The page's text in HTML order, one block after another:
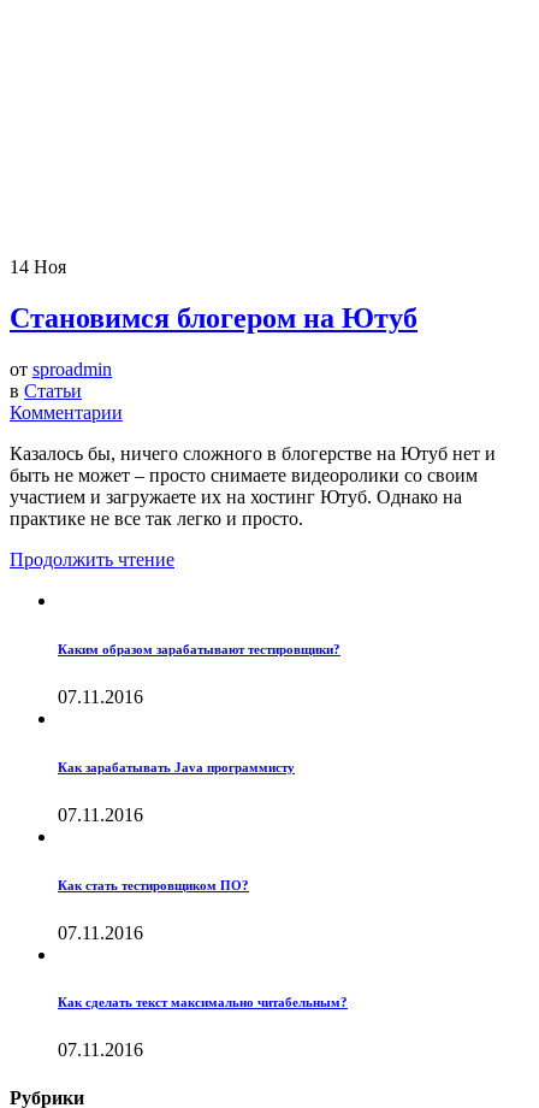
14 Ноя
Становимся блогером на Ютуб
от sproadmin
в Статьи
Комментарии
Казалось бы, ничего сложного в блогерстве на Ютуб нет и
быть не может – просто снимаете видеоролики со своим
участием и загружаете их на хостинг Ютуб. Однако на
практике не все так легко и просто.
Продолжить чтение
Каким образом зарабатывают тестировщики?
07.11.2016
Как зарабатывать Java программисту
07.11.2016
Как стать тестировщиком ПО?
07.11.2016
Как сделать текст максимально читабельным?
07.11.2016
Рубрики